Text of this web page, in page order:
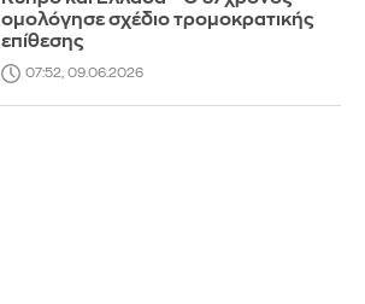
ομολόγησε σχέδιο τρομοκρατικής
επίθεσης
07:52, 09.06.2026